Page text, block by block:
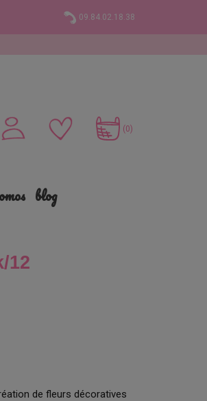
09.84.02.18.38
(0)
blog
12
de fleurs décoratives